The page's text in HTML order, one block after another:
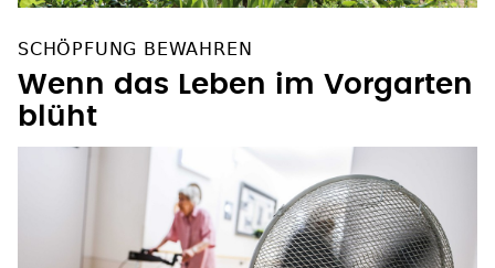
SCHÖPFUNG BEWAHREN
Wenn das Leben im Vorgarten
blüht